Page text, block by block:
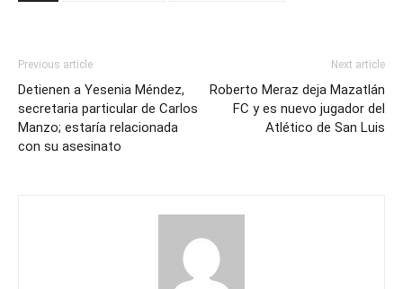
Previous article
Detienen a Yesenia Méndez,
secretaria particular de Carlos
Manzo; estaría relacionada
con su asesinato
Next article
Roberto Meraz deja Mazatlán
FC y es nuevo jugador del
Atlético de San Luis